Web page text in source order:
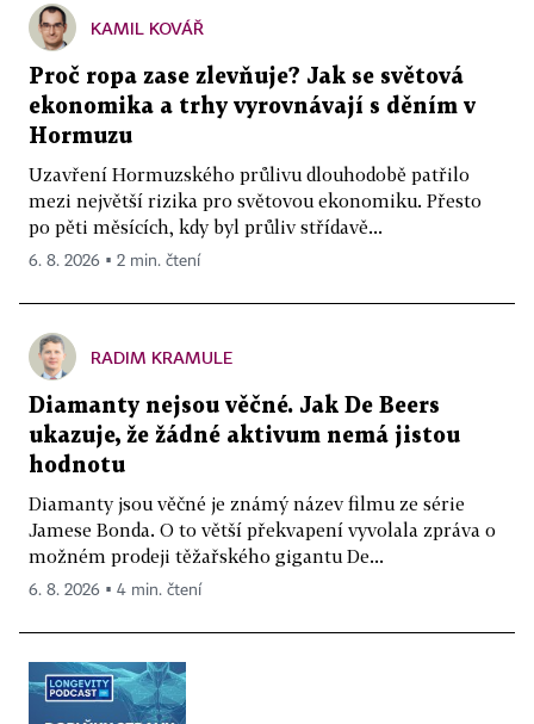
KAMIL KOVÁŘ
Proč ropa zase zlevňuje? Jak se světová
ekonomika a trhy vyrovnávají s děním v
Hormuzu
Uzavření Hormuzského průlivu dlouhodobě patřilo
mezi největší rizika pro světovou ekonomiku. Přesto
po pěti měsících, kdy byl průliv střídavě...
6. 8. 2026 ▪ 2 min. čtení
RADIM KRAMULE
Diamanty nejsou věčné. Jak De Beers
ukazuje, že žádné aktivum nemá jistou
hodnotu
Diamanty jsou věčné je známý název filmu ze série
Jamese Bonda. O to větší překvapení vyvolala zpráva o
možném prodeji těžařského gigantu De...
6. 8. 2026 ▪ 4 min. čtení